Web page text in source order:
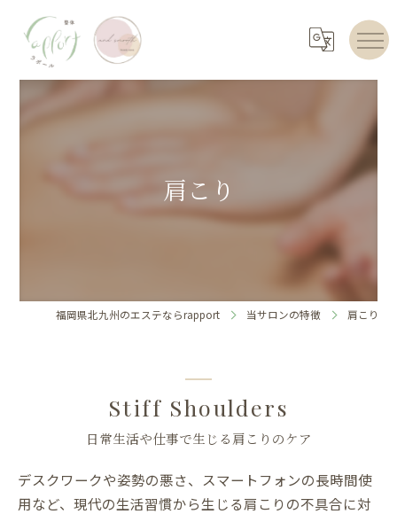
肩こり
福岡県北九州のエステならrapport 当サロンの特徴 肩こり
日常生活や仕事で生じる肩こりのケア
Stiff Shoulders
デスクワークや姿勢の悪さ、スマートフォンの長時間使
用など、現代の生活習慣から生じる肩こりの不具合に対